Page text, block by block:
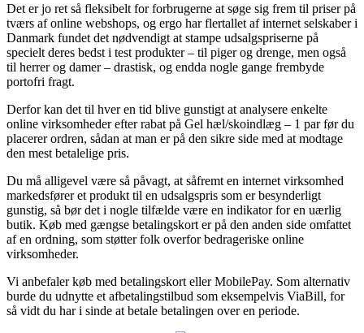
Det er jo ret så fleksibelt for forbrugerne at søge sig frem til priser på
tværs af online webshops, og ergo har flertallet af internet selskaber i
Danmark fundet det nødvendigt at stampe udsalgspriserne på
specielt deres bedst i test produkter – til piger og drenge, men også
til herrer og damer – drastisk, og endda nogle gange frembyde
portofri fragt.
Derfor kan det til hver en tid blive gunstigt at analysere enkelte
online virksomheder efter rabat på Gel hæl/skoindlæg – 1 par før du
placerer ordren, sådan at man er på den sikre side med at modtage
den mest betalelige pris.
Du må alligevel være så påvagt, at såfremt en internet virksomhed
markedsfører et produkt til en udsalgspris som er besynderligt
gunstig, så bør det i nogle tilfælde være en indikator for en uærlig
butik. Køb med gængse betalingskort er på den anden side omfattet
af en ordning, som støtter folk overfor bedrageriske online
virksomheder.
Vi anbefaler køb med betalingskort eller MobilePay. Som alternativ
burde du udnytte et afbetalingstilbud som eksempelvis ViaBill, for
så vidt du har i sinde at betale betalingen over en periode.